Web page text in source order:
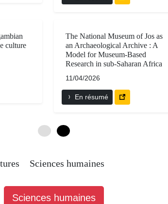
culture
The National Museum of Jos as
an Archaeological Archive : A
Model for Museum-Based
Research in sub-Saharan Africa
11/04/2026
En résumé
Sciences humaines
Sciences humaines